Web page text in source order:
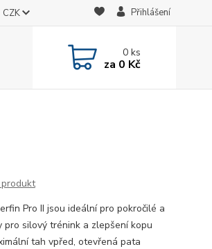
CZK Přihlášení
0ks
za 0 Kč
Pro II jsou ideální pro pokročilé a
pro silový trénink a zlepšení kopu
tah vpřed, otevřená pata